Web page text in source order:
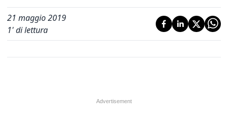
21 maggio 2019
1' di lettura